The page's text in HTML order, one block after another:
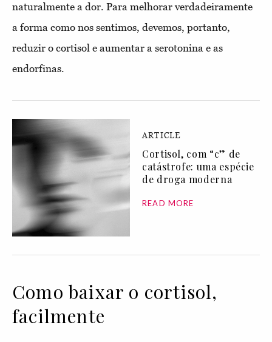
naturalmente a dor. Para melhorar verdadeiramente
a forma como nos sentimos, devemos, portanto,
reduzir o cortisol e aumentar a serotonina e as
endorfinas.
ARTICLE
Cortisol, com “c” de
catástrofe: uma espécie
de droga moderna
READ MORE
Como baixar o cortisol,
facilmente